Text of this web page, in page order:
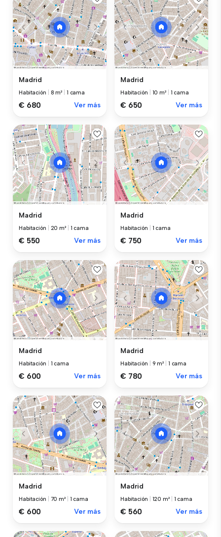
Madrid
Habitación 8 m² 1 cama
€ 680 Ver más
Madrid
Habitación 10 m² 1 cama
€ 650 Ver más
Madrid
Habitación 20 m² 1 cama
€ 550 Ver más
Madrid
Habitación 1 cama
€ 750 Ver más
Madrid
Habitación 1 cama
€ 600 Ver más
Madrid
Habitación 9 m² 1 cama
€ 780 Ver más
Madrid
Habitación 70 m² 1 cama
€ 600 Ver más
Madrid
Habitación 120 m² 1 cama
€ 560 Ver más